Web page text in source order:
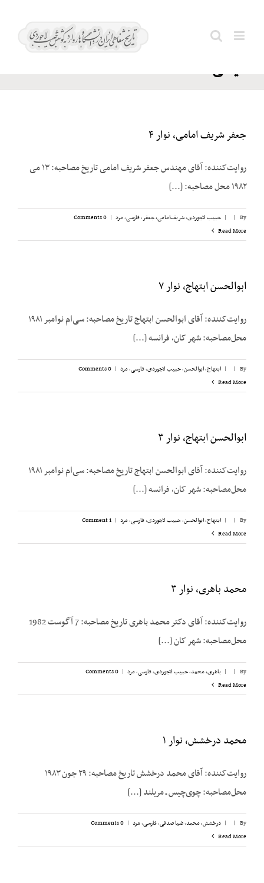
اعلم؛
عیسی
جعفر شریف امامی، نوار ۴
روایت‌کننده: آقای مهندس جعفر شریف امامی تاریخ مصاحبه: ۱۳ می
۱۹۸۲ محل مصاحبه: [...]
By
|
| حبیب لاجوردی,شریف‌امامی، جعفر,فارسی,مرد |
0 Comments
Read More
ابوالحسن ابتهاج، نوار ۷
روایت‌کننده: آقای ابوالحسن ابتهاج تاریخ مصاحبه: سی‌ام نوامبر ۱۹۸۱
محل‌مصاحبه: شهر کان، فرانسه [...]
By
|
| ابتهاج، ابوالحسن,حبیب لاجوردی,فارسی,مرد |
0 Comments
Read More
ابوالحسن ابتهاج، نوار ۳
روایت‌کننده: آقای ابوالحسن ابتهاج تاریخ مصاحبه: سی‌ام نوامبر ۱۹۸۱
محل‌مصاحبه: شهر کان، فرانسه [...]
By
|
| ابتهاج، ابوالحسن,حبیب لاجوردی,فارسی,مرد |
1 Comment
Read More
محمد باهری، نوار ۳
روایت‌کننده: آقای دکتر محمد باهری تاریخ مصاحبه: 7 آگوست 1982
محل‌مصاحبه: شهر کان [...]
By
|
| باهری، محمد,حبیب لاجوردی,فارسی,مرد |
0 Comments
Read More
محمد درخشش، نوار ۱
روایت‌کننده: آقای محمد درخشش تاریخ مصاحبه: ۲۹ جون ۱۹۸۳
محل‌مصاحبه: چوی‌چیس ـ مریلند [...]
By
|
| درخشش،‌ محمد,ضیا صدقی,فارسی,مرد |
0 Comments
Read More